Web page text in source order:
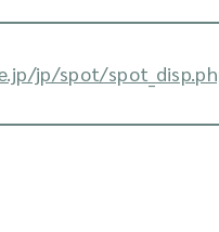
jp/spot/